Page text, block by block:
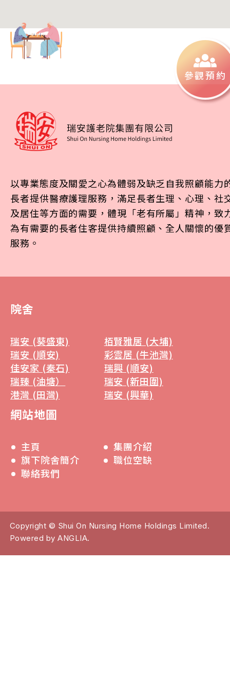
參觀預約
以專業態度及關愛之心為體弱及缺乏自我照顧能力
長者提供醫療護理服務，滿足長者生理、心理、社
及居住等方面的需要，體現「老有所屬」精神，致
為有需要的長者住客提供持續照顧、全人關懷的優
服務。
院舍
瑞安 (葵盛東)
栢賢雅居 (大埔)
瑞安 (順安)
彩雲居 (牛池灣)
佳安家 (秦石)
瑞興 (順安)
瑞臻 (油塘）
瑞安 (新田圍)
港灣 (田灣)
瑞安 (興華)
網站地圖
主頁
集團介紹
旗下院舍簡介
職位空缺
聯絡我們
Copyright © Shui On Nursing Home Holdings Limited.
Powered byANGLIA.